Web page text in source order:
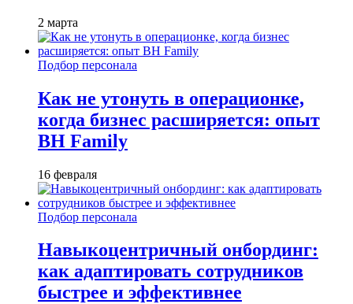
2 марта
Подбор персонала
Как не утонуть в операционке,
когда бизнес расширяется: опыт
BH Family
16 февраля
Подбор персонала
Навыкоцентричный онбординг:
как адаптировать сотрудников
быстрее и эффективнее